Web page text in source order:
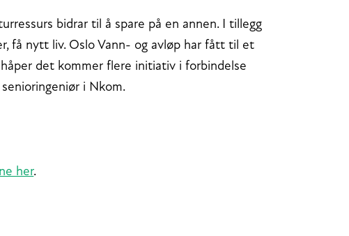
bidrar til å spare på en annen. I tillegg
få nytt liv. Oslo Vann- og avløp har fått til et
det kommer flere initiativ i forbindelse
i Nkom.
her.